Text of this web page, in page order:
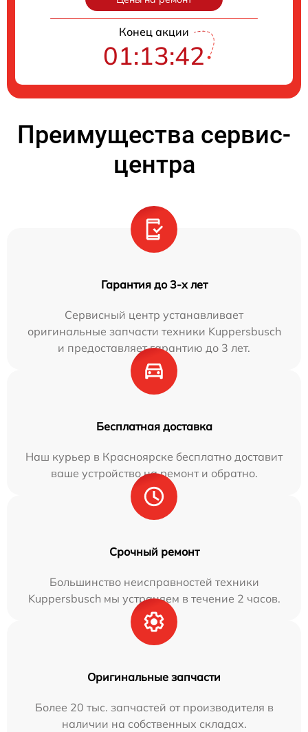
Конец акции
01:13:41
Преимущества сервис-
центра
Гарантия до 3-х лет
Сервисный центр устанавливает
оригинальные запчасти техники Kuppersbusch
и предоставляет гарантию до 3 лет.
Бесплатная доставка
Наш курьер в Красноярске бесплатно доставит
ваше устройство на ремонт и обратно.
Срочный ремонт
Большинство неисправностей техники
Kuppersbusch мы устраняем в течение 2 часов.
Оригинальные запчасти
Более 20 тыс. запчастей от производителя в
наличии на собственных складах.